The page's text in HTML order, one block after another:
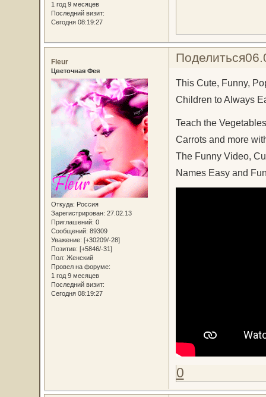
1 год 9 месяцев
Последний визит:
Сегодня 08:19:27
Поделиться
Fleur
Цветочная Фея
Откуда: Россия
Зарегистрирован: 27.02.13
Приглашений: 0
Сообщений: 89309
Уважение: [+30209/-28]
Позитив: [+5846/-31]
Пол: Женский
Провел на форуме:
1 год 9 месяцев
Последний визит:
Сегодня 08:19:27
This Cute, Funny,
Children to Always
Teach the
Carrots and more
The Funny Video,
Names Easy and
0